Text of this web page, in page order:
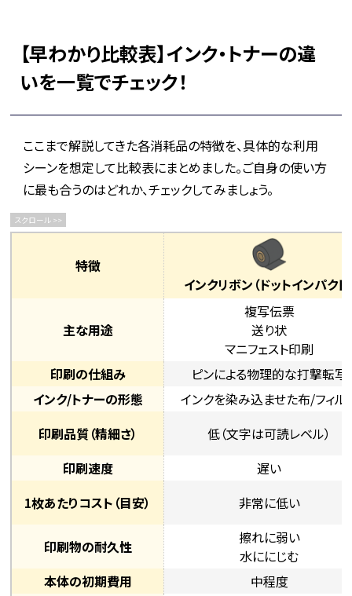
【早わかり比較表】インク・トナーの違
いを一覧でチェック！
ここまで解説してきた各消耗品の特徴を、具体的な利用
シーンを想定して比較表にまとめました。ご自身の使い方
に最も合うのはどれか、チェックしてみましょう。
特徴
インクリボン （ドットインパクト
主な用途
複写伝票
送り状
マニフェスト印刷
印刷の仕組み
ピンによる物理的な打撃転写
インク/トナーの形態
インクを染み込ませた布/フィル
印刷品質（精細さ）
低（文字は可読レベル）
印刷速度
遅い
1枚あたりコスト（目安）
非常に低い
印刷物の耐久性
擦れに弱い
水ににじむ
本体の初期費用
中程度